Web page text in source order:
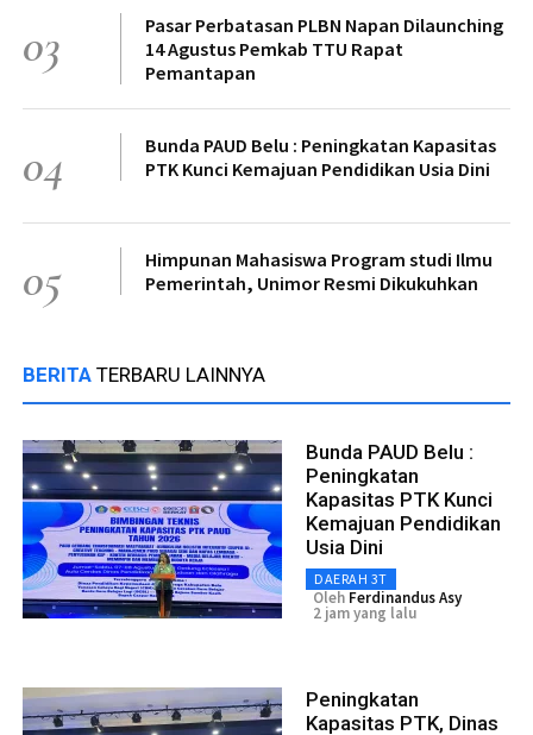
03
Pasar Perbatasan PLBN Napan Dilaunching
14 Agustus Pemkab TTU Rapat
Pemantapan
04
Bunda PAUD Belu : Peningkatan Kapasitas
PTK Kunci Kemajuan Pendidikan Usia Dini
05
Himpunan Mahasiswa Program studi Ilmu
Pemerintah, Unimor Resmi Dikukuhkan
BERITA TERBARU LAINNYA
Bunda PAUD Belu :
Peningkatan
Kapasitas PTK Kunci
Kemajuan Pendidikan
Usia Dini
DAERAH 3T
Oleh Ferdinandus Asy
2 jam yang lalu
Peningkatan
Kapasitas PTK, Dinas